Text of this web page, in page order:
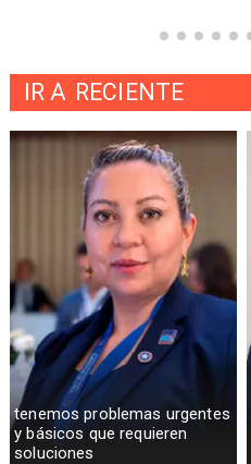
tenemos problemas urgentes
y básicos que requieren
soluciones
IR A RECIENTE